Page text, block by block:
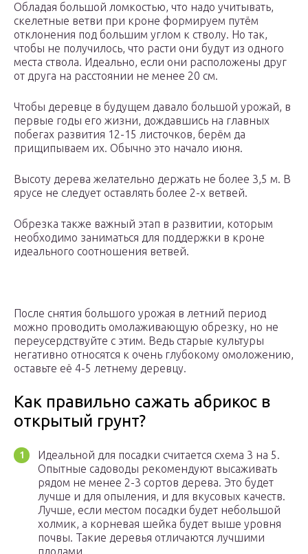
Обладая большой ломкостью, что надо учитывать,
скелетные ветви при кроне формируем путём
отклонения под большим углом к стволу. Но так,
чтобы не получилось, что расти они будут из одного
места ствола. Идеально, если они расположены друг
от друга на расстоянии не менее 20 см.
Чтобы деревце в будущем давало большой урожай, в
первые годы его жизни, дождавшись на главных
побегах развития 12-15 листочков, берём да
прищипываем их. Обычно это начало июня.
Высоту дерева желательно держать не более 3,5 м. В
ярусе не следует оставлять более 2-х ветвей.
Обрезка также важный этап в развитии, которым
необходимо заниматься для поддержки в кроне
идеального соотношения ветвей.
После снятия большого урожая в летний период
можно проводить омолаживающую обрезку, но не
переусердствуйте с этим. Ведь старые культуры
негативно относятся к очень глубокому омоложению,
оставьте её 4-5 летнему деревцу.
Как правильно сажать абрикос в
открытый грунт?
Идеальной для посадки считается схема 3 на 5.
Опытные садоводы рекомендуют высаживать
рядом не менее 2-3 сортов дерева. Это будет
лучше и для опыления, и для вкусовых качеств.
Лучше, если местом посадки будет небольшой
холмик, а корневая шейка будет выше уровня
почвы. Такие деревья отличаются лучшими
плодами.